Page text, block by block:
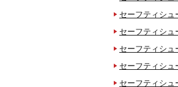
セーフティシュ
セーフティシュ
セーフティシュ
セーフティシュ
セーフティシュ